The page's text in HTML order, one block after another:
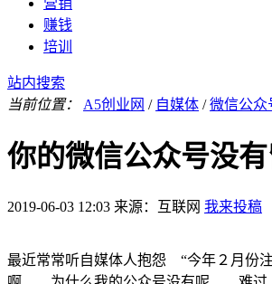
营销
赚钱
培训
站内搜索
当前位置：
A5创业网 / 自媒体 /微信公众
你的微信公众号没
2019-06-03 12:03 来源：互联网 我来投稿
最近常常听自媒体人抱怨 “今年２月份